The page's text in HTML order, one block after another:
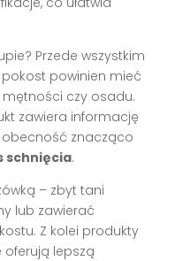
Przede wszystkim
powinien mieć
czy osadu.
zawiera informację
znacząco
schnięcia.
– zbyt tani
lub zawierać
Z kolei produkty
oferują lepszą